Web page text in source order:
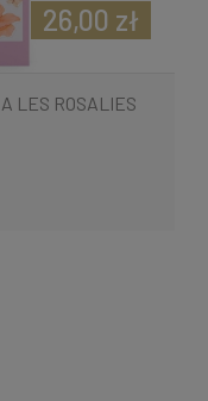
LES ROSALIES
26,00 zł